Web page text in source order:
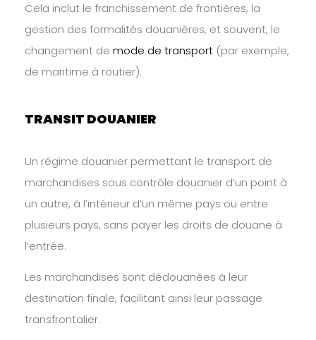
Cela inclut le franchissement de frontières, la
gestion des formalités douanières, et souvent, le
changement de mode de transport (par exemple,
de maritime à routier).
TRANSIT DOUANIER
Un régime douanier permettant le transport de
marchandises sous contrôle douanier d’un point à
un autre, à l’intérieur d’un même pays ou entre
plusieurs pays, sans payer les droits de douane à
l’entrée.
Les marchandises sont dédouanées à leur
destination finale, facilitant ainsi leur passage
transfrontalier.